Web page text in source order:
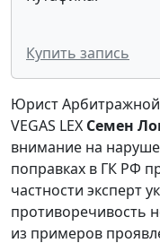
Купить запись
Юрист
VEGAS LEX Семен
внимание на
поправках в ГК РФ
частности эксперт
противоречивость
из примеров